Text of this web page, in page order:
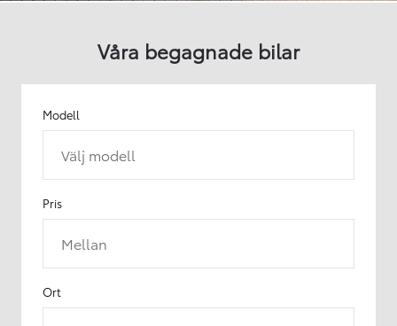
Våra begagnade bilar
Modell
Välj modell
Pris
Mellan
Ort